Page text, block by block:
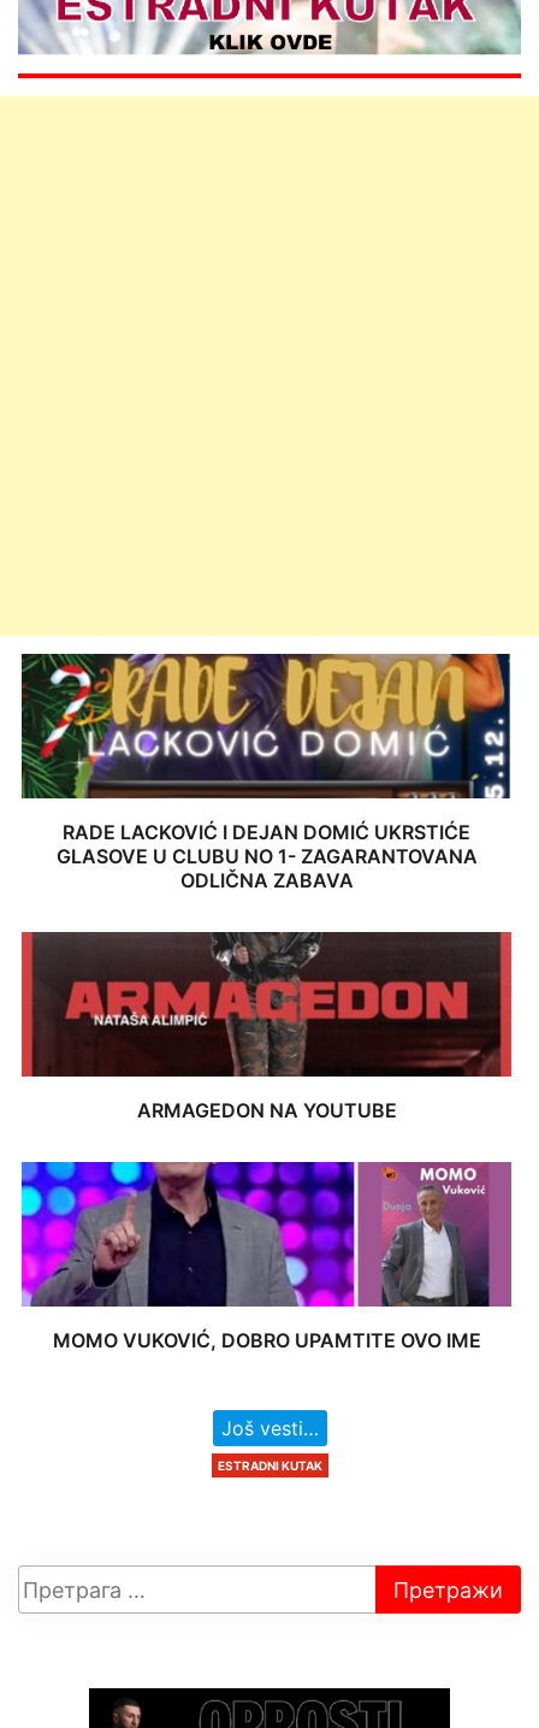
RADE LACKOVIĆ I DEJAN DOMIĆ UKRSTIĆE
GLASOVE U CLUBU NO 1- ZAGARANTOVANA
ODLIČNA ZABAVA
ARMAGEDON NA YOUTUBE
MOMO VUKOVIĆ, DOBRO UPAMTITE OVO IME
Još vesti…
ESTRADNI KUTAK